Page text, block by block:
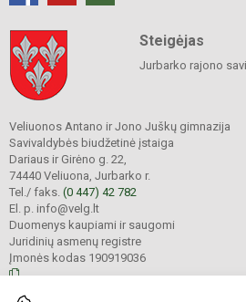
Steigėjas
Jurbarko rajono
Veliuonos Antano ir Jono Juškų gimnazija
Savivaldybės biudžetinė įstaiga
Dariaus ir Girėno g. 22,
74440 Veliuona, Jurbarko r.
Tel./ faks. (0 447) 42 782
El. p. info@velg.lt
Duomenys kaupiami ir saugomi
Juridinių asmenų registre
Įmonės kodas 190919036